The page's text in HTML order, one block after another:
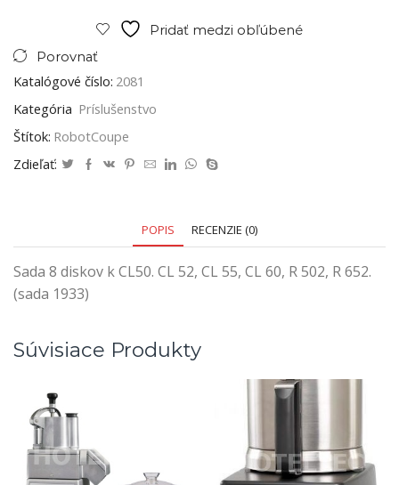
Pridať medzi obľúbené
Porovnať
Katalógové číslo: 2081
Kategória Príslušenstvo
Štítok: RobotCoupe
Zdieľať:
POPIS RECENZIE (0)
Sada 8 diskov k CL50. CL 52, CL 55, CL 60, R 502, R 652.
(sada 1933)
Súvisiace Produkty